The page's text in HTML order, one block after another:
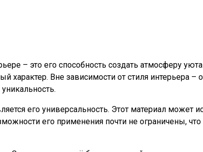
– это его способность создать атмосферу
Вне зависимости от стиля интерьера
его универсальность. Этот материал может
его применения почти не ограничены,